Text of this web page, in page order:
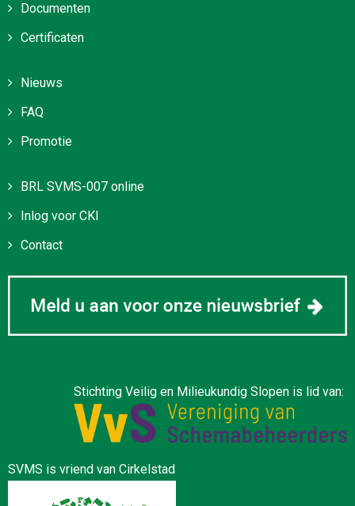
Documenten
Certificaten
Nieuws
FAQ
Promotie
BRL SVMS-007 online
Inlog voor CKI
Contact
Stichting Veilig en Milieukundig Slopen is lid van:
SVMS is vriend van Cirkelstad